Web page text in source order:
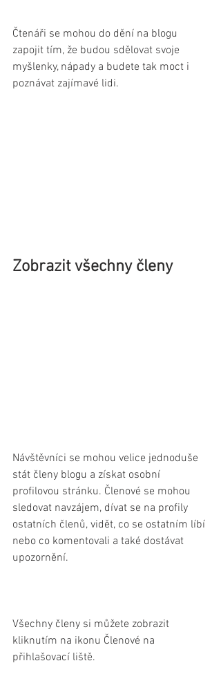
Čtenáři se mohou do dění na blogu
zapojit tím, že budou sdělovat svoje
myšlenky, nápady a budete tak moct i
poznávat zajímavé lidi.
Zobrazit všechny členy
Návštěvníci se mohou velice jednoduše
stát členy blogu a získat osobní
profilovou stránku. Členové se mohou
sledovat navzájem, dívat se na profily
ostatních členů, vidět, co se ostatním líbí
nebo co komentovali a také dostávat
upozornění.
Všechny členy si můžete zobrazit
kliknutím na ikonu Členové na
přihlašovací liště.